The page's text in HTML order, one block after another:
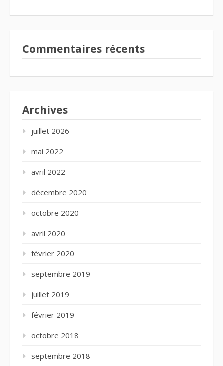
Commentaires récents
Archives
juillet 2026
mai 2022
avril 2022
décembre 2020
octobre 2020
avril 2020
février 2020
septembre 2019
juillet 2019
février 2019
octobre 2018
septembre 2018